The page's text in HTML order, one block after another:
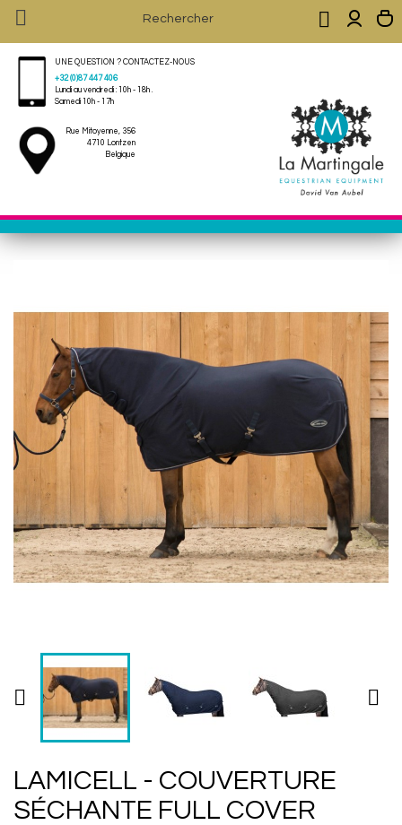
 
UNE QUESTION ? CONTACTEZ-NOUS
+32 (0)87 447 406
Lundi au vendredi : 10h - 18h .
Samedi 10h - 17h
Rue Mitoyenne, 356
4710 Lontzen
Belgique
 
LAMICELL - COUVERTURE
SÉCHANTE FULL COVER